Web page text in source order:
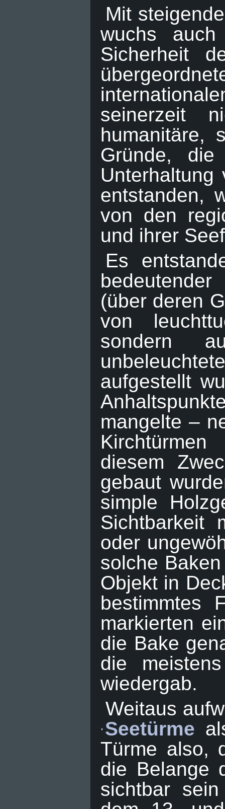
Mit
wuchs
Sicherheit
seinerzeit
humanitäre,
Gründe,
entstanden,
von den
und ihrer
Es
(über deren
von
sondern
aufgestellt
mangelte –
diesem
gebaut
simple
Sichtbarkeit
oder
solche
Objekt in
bestimmtes
markierten
die Bake
die
wiedergab.
Weitaus
Seetürme
Türme also,
die Belange
sichtbar